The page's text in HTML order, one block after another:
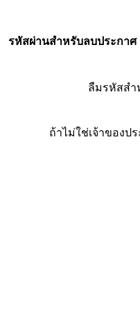
รหัสผ่านสำหรับลบประกาศ
ลืมรหัสส
ถ้าไม่ใช่เจ้าของป